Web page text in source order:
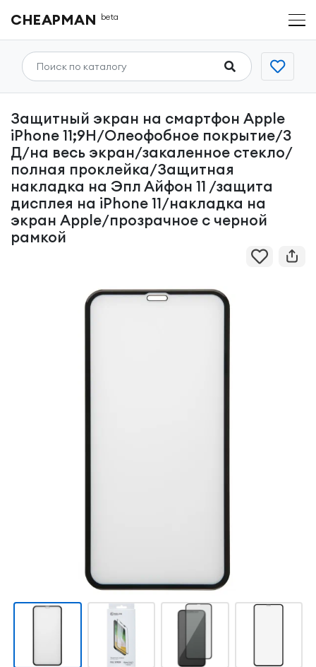
CHEAPMAN beta
Защитный экран на смартфон Apple
iPhone 11;9H/Олеофобное покрытие/3
Д/на весь экран/закаленное стекло/
полная проклейка/Защитная
накладка на Эпл Айфон 11 /защита
дисплея на iPhone 11/накладка на
экран Apple/прозрачное с черной
рамкой